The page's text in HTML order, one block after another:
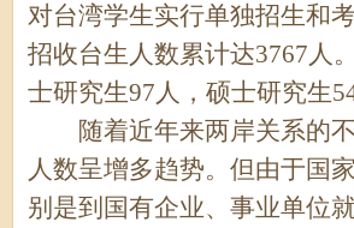
对台湾学生实行单独招生和
招收台生人数累计达3767人
士研究生97人，硕士研究生
随着近年来两岸关系的不
人数呈增多趋势。但由于国
别是到国有企业、事业单位